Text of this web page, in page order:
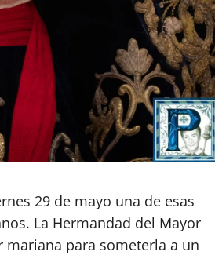
29 de mayo una de esas
La Hermandad del Mayor
para someterla a un